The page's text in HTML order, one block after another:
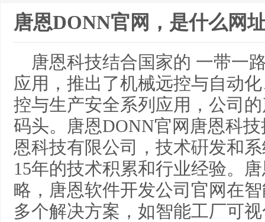
唐恩DONN官网，是什么网
唐恩科技结合国家的 一带一
应用，推出了机械远控与自动
控与生产安全系列应用，公司
码头。唐恩DONN官网唐恩科
恩科技有限公司，技术硏发和
15年的技术积累和行业经验。
略，唐恩软件开发公司官网在
多个解决方案，如智能工厂可